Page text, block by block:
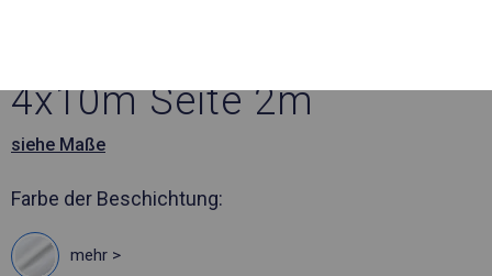
4x10m Seite 2m
siehe Maße
Farbe der Beschichtung:
mehr >